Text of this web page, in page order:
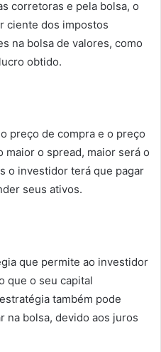
corretoras e pela bolsa, o
ciente dos impostos
na bolsa de valores, como
obtido.
preço de compra e o preço
maior o spread, maior será o
o investidor terá que pagar
seus ativos.
que permite ao investidor
que o seu capital
também pode
na bolsa, devido aos juros